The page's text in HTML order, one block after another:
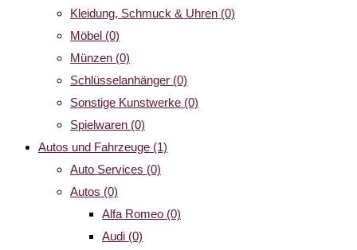
Kleidung, Schmuck & Uhren (0)
Möbel (0)
Münzen (0)
Schlüsselanhänger (0)
Sonstige Kunstwerke (0)
Spielwaren (0)
Autos und Fahrzeuge (1)
Auto Services (0)
Autos (0)
Alfa Romeo (0)
Audi (0)